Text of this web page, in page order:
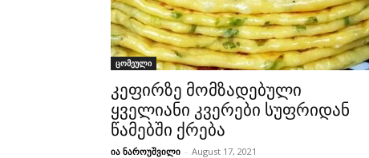
ცომეული
კეფირზე მომზადებული
ყველიანი კვერები სუფრიდან
წამებში ქრება
ია ნაროუშვილი - August 17, 2021